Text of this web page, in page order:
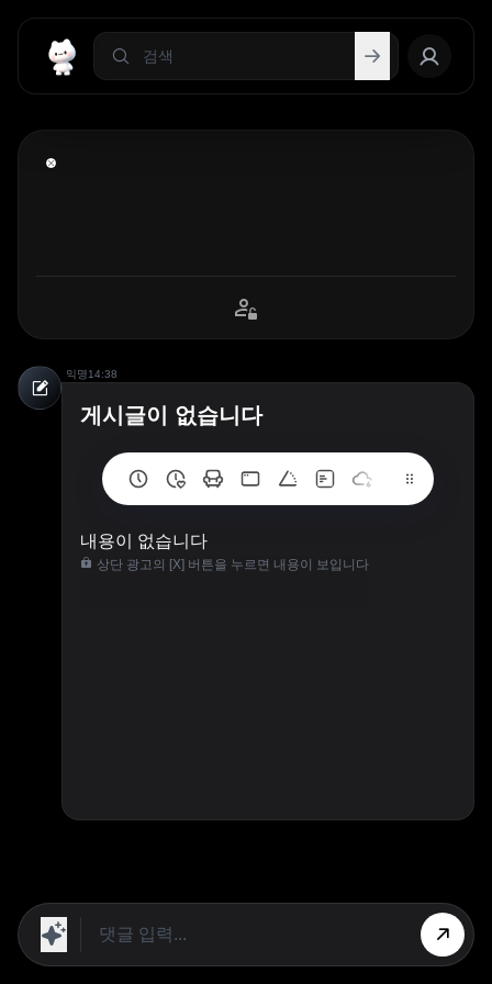
익명14:38
게시글이 없습니다
내용이 없습니다
상단 광고의 [X] 버튼을 누르면 내용이 보입니다